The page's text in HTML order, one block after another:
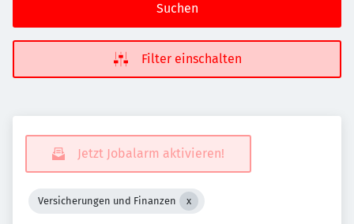
Suchen
Filter einschalten
Jetzt Jobalarm aktivieren!
Versicherungen und Finanzen